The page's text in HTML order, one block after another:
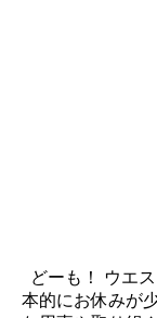
どーも！ ウエ
本的にお休みが